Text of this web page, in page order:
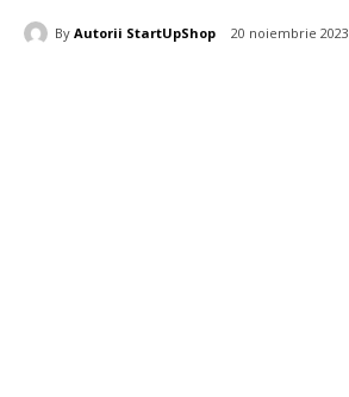
By Autorii StartUpShop 20 noiembrie 2023